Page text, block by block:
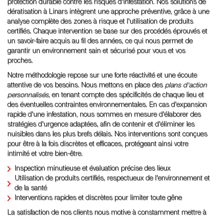
protection durable contre les risques d'infestation. Nos solutions de
dératisation à Linars intègrent une approche préventive, grâce à une
analyse complète des zones à risque et l'utilisation de produits
certifiés. Chaque intervention se base sur des procédés éprouvés et
un savoir-faire acquis au fil des années, ce qui nous permet de
garantir un environnement sain et sécurisé pour vous et vos
proches.
Notre méthodologie repose sur une forte réactivité et une écoute
attentive de vos besoins. Nous mettons en place des plans d'action
personnalisés, en tenant compte des spécificités de chaque lieu et
des éventuelles contraintes environnementales. En cas d'expansion
rapide d'une infestation, nous sommes en mesure d'élaborer des
stratégies d'urgence adaptées, afin de contenir et d'éliminer les
nuisibles dans les plus brefs délais. Nos interventions sont conçues
pour être à la fois discrètes et efficaces, protégeant ainsi votre
intimité et votre bien-être.
Inspection minutieuse et évaluation précise des lieux
Utilisation de produits certifiés, respectueux de l'environnement et
de la santé
Interventions rapides et discrètes pour limiter toute gêne
La satisfaction de nos clients nous motive à constamment mettre à